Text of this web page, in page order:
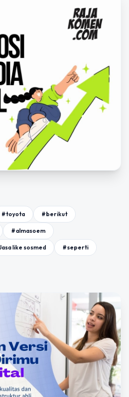
#toyota #berikut
#almasoem
like sosmed #seperti